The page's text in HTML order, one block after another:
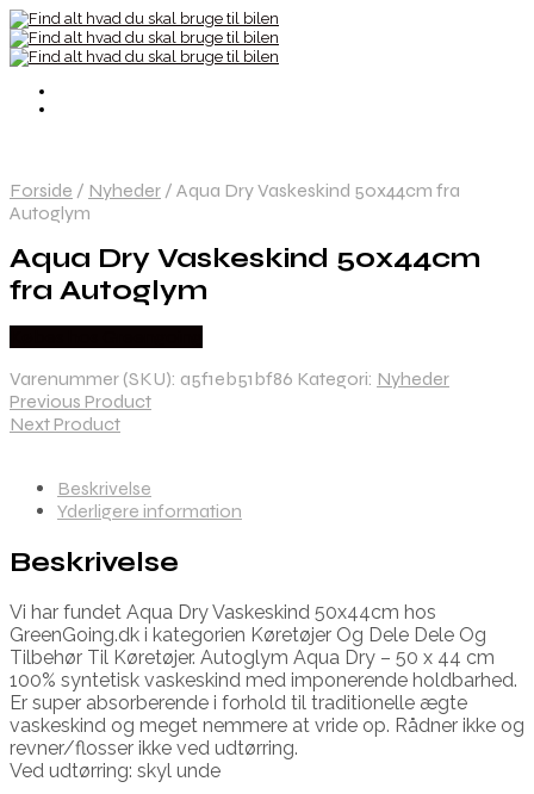
Forside / Nyheder / Aqua Dry Vaskeskind 50x44cm fra
Autoglym
Aqua Dry Vaskeskind 50x44cm
fra Autoglym
Varenummer (SKU): a5f1eb51bf86 Kategori: Nyheder
Previous Product
Next Product
Beskrivelse
Yderligere information
Beskrivelse
Vi har fundet Aqua Dry Vaskeskind 50x44cm hos
GreenGoing.dk i kategorien Køretøjer Og Dele Dele Og
Tilbehør Til Køretøjer. Autoglym Aqua Dry – 50 x 44 cm
100% syntetisk vaskeskind med imponerende holdbarhed.
Er super absorberende i forhold til traditionelle ægte
vaskeskind og meget nemmere at vride op. Rådner ikke og
revner/flosser ikke ved udtørring.
Ved udtørring: skyl unde